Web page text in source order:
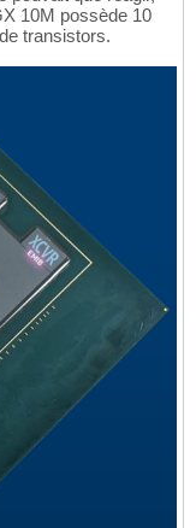
10M possède 10
transistors.